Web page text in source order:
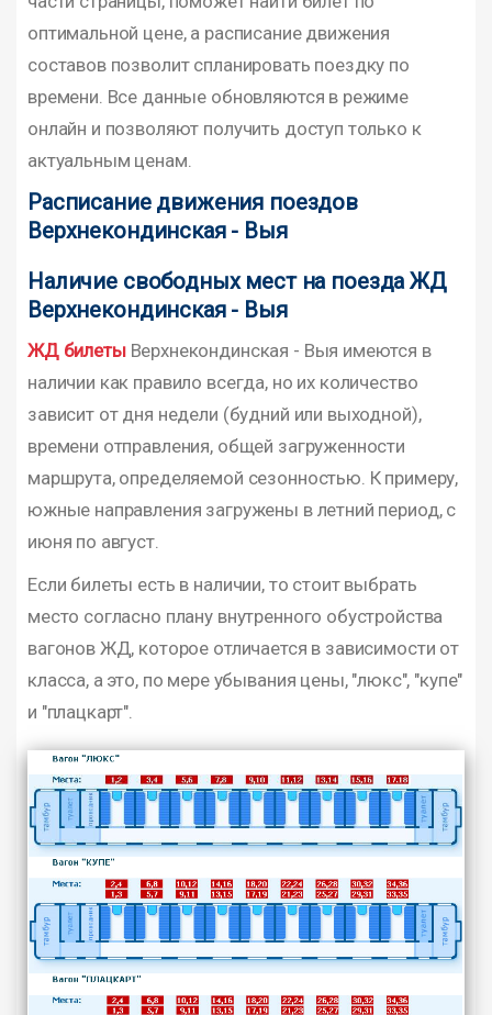
оптимальной цене, а расписание движения
составов позволит спланировать поездку по
времени. Все данные обновляются в режиме
онлайн и позволяют получить доступ только к
актуальным ценам.
Расписание движения поездов
Верхнекондинская - Выя
Наличие свободных мест на поезда ЖД
Верхнекондинская - Выя
ЖД билетыВерхнекондинская - Выя имеются в
наличии как правило всегда, но их количество
зависит от дня недели (будний или выходной),
времени отправления, общей загруженности
маршрута, определяемой сезонностью. К примеру,
южные направления загружены в летний период, с
июня по август.
Если билеты есть в наличии, то стоит выбрать
место согласно плану внутренного обустройства
вагонов ЖД, которое отличается в зависимости от
класса, а это, по мере убывания цены, "люкс", "купе"
и "плацкарт".